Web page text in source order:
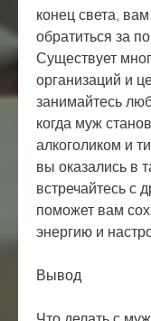
конец света,
обратиться за
Существует
организаций и
занимайтесь
когда муж
алкоголиком и
вы оказались в
встречайтесь с
поможет вам
энергию и
Вывод